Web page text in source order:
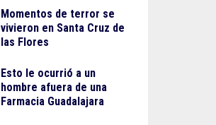
Momentos de terror se
vivieron en Santa Cruz de
las Flores
Esto le ocurrió a un
hombre afuera de una
Farmacia Guadalajara